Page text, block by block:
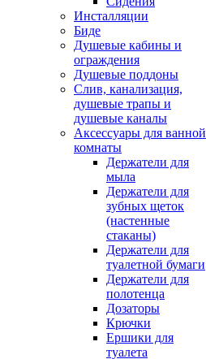
Инсталляции
Биде
Душевые кабины и
ограждения
Душевые поддоны
Слив, канализация,
душевые трапы и
душевые каналы
Аксессуары для ванной
комнаты
Держатели для
мыла
Держатели для
зубных щеток
(настенные
стаканы)
Держатели для
туалетной бумаги
Держатели для
полотенца
Дозаторы
Крючки
Ершики для
туалета